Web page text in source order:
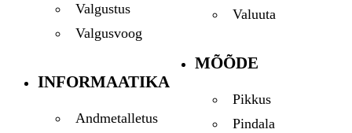
Valgustus
Valgusvoog
INFORMAATIKA
Andmetalletus
Valuuta
MÕÕDE
Pikkus
Pindala